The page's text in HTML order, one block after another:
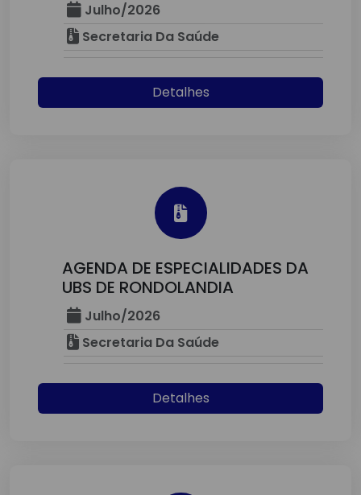
Julho/2026
Secretaria Da Saúde
Detalhes
AGENDA DE ESPECIALIDADES DA
UBS DE RONDOLANDIA
Julho/2026
Secretaria Da Saúde
Detalhes